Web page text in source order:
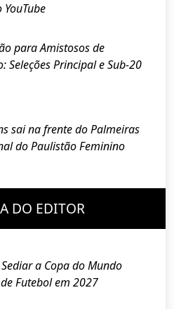
para Amistosos de
Seleções Principal e Sub-20
sai na frente do Palmeiras
do Paulistão Feminino
DO EDITOR
a Copa do Mundo
Futebol em 2027